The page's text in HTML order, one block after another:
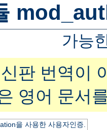
가능
판 번역이
영어 문서
을 사용한 사용자인증.